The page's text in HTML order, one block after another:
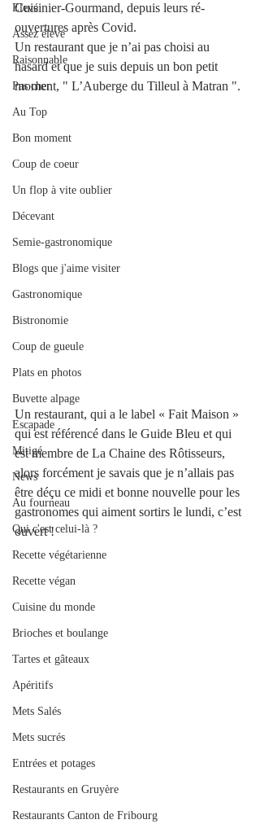
Elevé
Assez élevé
Raisonnable
Pas cher
Au Top
Bon moment
Coup de coeur
Un flop à vite oublier
Décevant
Semie-gastronomique
Blogs que j'aime visiter
Gastronomique
Bistronomie
Coup de gueule
Plats en photos
Buvette alpage
Escapade
Mitigé
News
Au fourneau
Qui c'est celui-là ?
Recette végétarienne
Recette végan
Cuisine du monde
Brioches et boulange
Tartes et gâteaux
Apéritifs
Mets Salés
Mets sucrés
Entrées et potages
Restaurants en Gruyère
Restaurants Canton de Fribourg
Cuisinier-Gourmand, depuis leurs ré-
ouvertures après Covid.
Un restaurant que je n’ai pas choisi au
hasard et que je suis depuis un bon petit
moment, " L’Auberge du Tilleul à Matran ".
Un restaurant, qui a le label « Fait Maison »
qui est référencé dans le Guide Bleu et qui
est membre de La Chaine des Rôtisseurs,
alors forcément je savais que je n’allais pas
être déçu ce midi et bonne nouvelle pour les
gastronomes qui aiment sortirs le lundi, c’est
ouvert !